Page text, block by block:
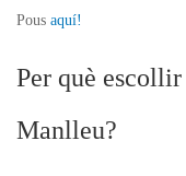
Pous aquí!
Per què
Manlleu?